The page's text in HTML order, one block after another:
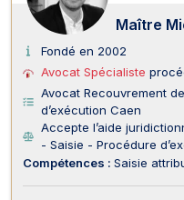
Maître
Fondé en 2002
Avocat Spécialiste
Avocat Recouvrement
d’exécution Caen
Accepte l’aide
- Saisie - Procédure
Compétences : Saisie